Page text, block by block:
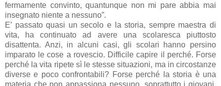
fermamente convinto, quantunque non mi pare abbia mai
insegnato niente a nessuno”.
E’ passato quasi un secolo e la storia, sempre maestra di
vita, ha continuato ad avere una scolaresca piuttosto
disattenta. Anzi, in alcuni casi, gli scolari hanno persino
imparato le cose a rovescio. Difficile capire il perché. Forse
perché la vita ripete sì le stesse situazioni, ma in circostanze
diverse e poco confrontabili? Forse perché la storia è una
materia che non appassiona nessuno, soprattutto i giovani,